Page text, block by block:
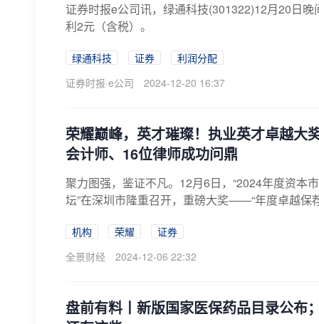
证券时报e公司讯，绿通科技(301322)12月20日
利2元（含税）。
绿通科技 证券
利润分配
证券时报·e公司
2024-12-20 16:37
荣耀巅峰，英才璀璨！执业英才卓越大
会计师、16位律师成功问鼎
聚力图强，鉴证不凡。12月6日，“2024年度资本
坛”在深圳市隆重召开，重磅大奖——“年度卓越保
机构 荣耀
证券
全景财经
2024-12-06 22:32
盘前有料丨新版国家医保药品目录公